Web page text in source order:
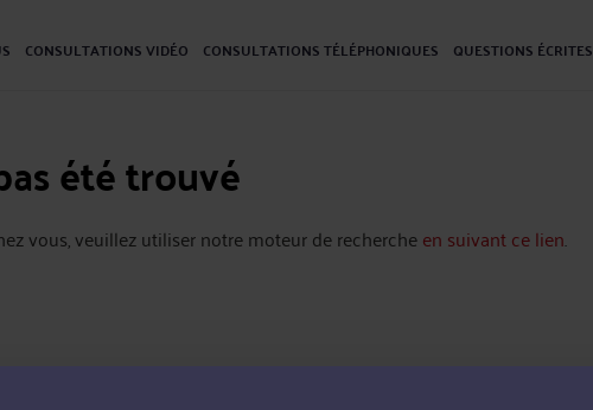
CONSULTATIONS VIDÉO CONSULTATIONS TÉLÉPHONIQUES QUESTIONS ÉCRITES
été trouvé
vous, veuillez utiliser notre moteur de rechercheen suivant ce lien.